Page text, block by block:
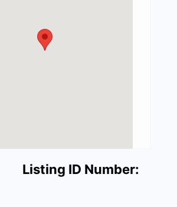
Listing ID Number: